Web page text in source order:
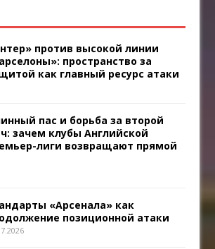
против высокой линии
пространство за
как главный ресурс атаки
пас и борьба за второй
зачем клубы Английской
лиги возвращают прямой
«Арсенала» как
позиционной атаки